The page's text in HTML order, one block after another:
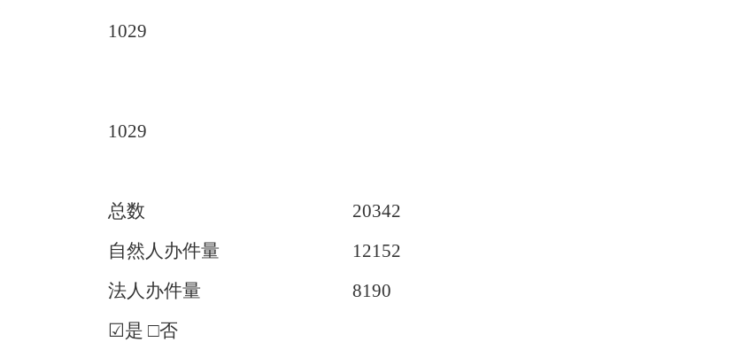
1029
1029
总数
20342
自然人办件量
12152
法人办件量
8190
☑是 □否